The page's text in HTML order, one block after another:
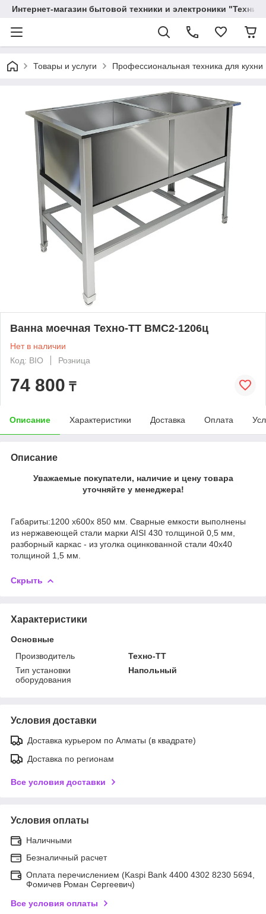
Интернет-магазин бытовой техники и электроники
Товары и услуги Профессиональная техника для кухни
Ванна моечная Техно-ТТ ВМС2-1206ц
Нет в наличии
Код: BIO
Розница
74 800 ₸
Описание Характеристики Доставка Оплата
Описание
Уважаемые покупатели, наличие и цену товара
уточняйте у менеджера!
Габариты:1200 х600х 850 мм. Сварные емкости выполнены
из нержавеющей стали марки AISI 430 толщиной 0,5 мм,
разборный каркас - из уголка оцинкованной стали 40х40
толщиной 1,5 мм.
Скрыть
Характеристики
Основные
Производитель
Техно-ТТ
Тип установки
оборудования
Напольный
Условия доставки
Доставка курьером по Алматы (в квадрате)
Доставка по регионам
Все условия доставки
Условия оплаты
Наличными
Безналичный расчет
Оплата перечислением (Kaspi Bank 4400 4302 8230 5694,
Фомичев Роман Сергеевич)
Все условия оплаты